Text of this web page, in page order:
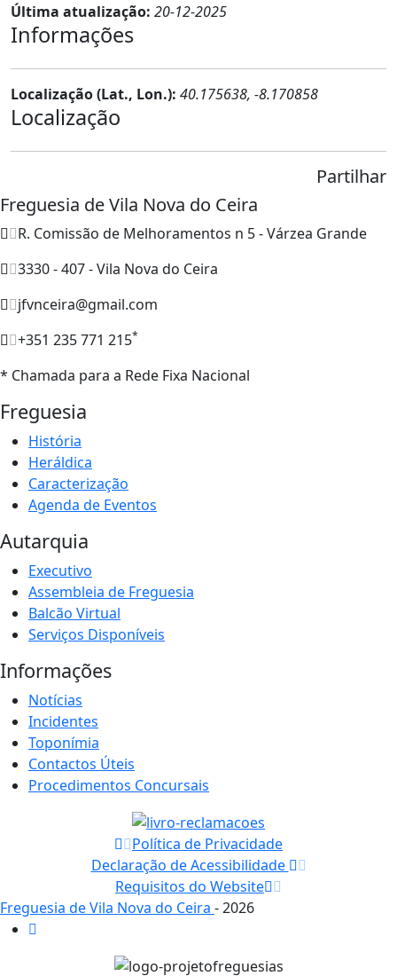
Última atualização: 20-12-2025
Informações
Localização (Lat., Lon.): 40.175638, -8.170858
Localização
Partilhar
Freguesia de Vila Nova do Ceira
R. Comissão de Melhoramentos n 5 - Várzea Grande
3330 - 407 - Vila Nova do Ceira
jfvnceira@gmail.com
+351 235 771 215*
* Chamada para a Rede Fixa Nacional
Freguesia
História
Heráldica
Caracterização
Agenda de Eventos
Autarquia
Executivo
Assembleia de Freguesia
Balcão Virtual
Serviços Disponíveis
Informações
Notícias
Incidentes
Toponímia
Contactos Úteis
Procedimentos Concursais
Política de Privacidade
Declaração de Acessibilidade
Requisitos do Website
Freguesia de Vila Nova do Ceira - 2026